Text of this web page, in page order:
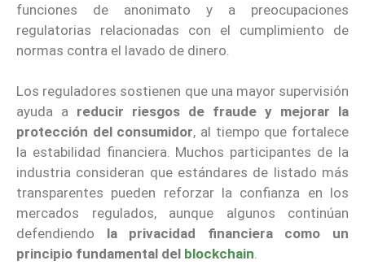
funciones de anonimato y a preocupaciones
regulatorias relacionadas con el cumplimiento de
normas contra el lavado de dinero.
Los reguladores sostienen que una mayor supervisión
ayuda a reducir riesgos de fraude y mejorar la
protección del consumidor, al tiempo que fortalece
la estabilidad financiera. Muchos participantes de la
industria consideran que estándares de listado más
transparentes pueden reforzar la confianza en los
mercados regulados, aunque algunos continúan
defendiendo la privacidad financiera como un
principio fundamental del blockchain.